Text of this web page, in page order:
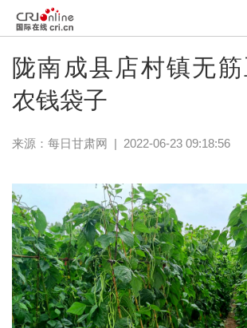
陇南成县店村镇无
农钱袋子
来源： 每日甘肃网 | 2022-06-23 09:18:56